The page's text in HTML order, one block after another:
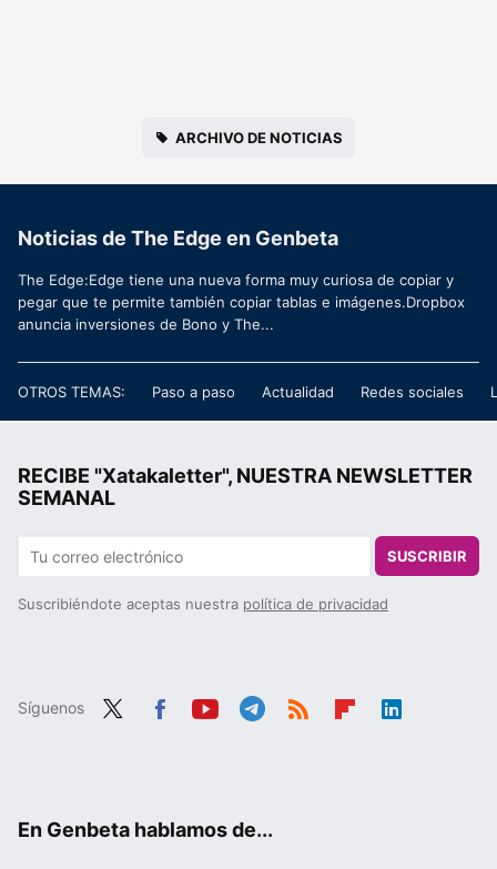
ARCHIVO DE NOTICIAS
Noticias de The Edge en Genbeta
The Edge:Edge tiene una nueva forma muy curiosa de copiar y
pegar que te permite también copiar tablas e imágenes.Dropbox
anuncia inversiones de Bono y The...
OTROS TEMAS: Paso a paso Actualidad Redes sociales
RECIBE "Xatakaletter", NUESTRA NEWSLETTER
SEMANAL
SUSCRIBIR
Suscribiéndote aceptas nuestra política de privacidad
Síguenos
En Genbeta hablamos de...